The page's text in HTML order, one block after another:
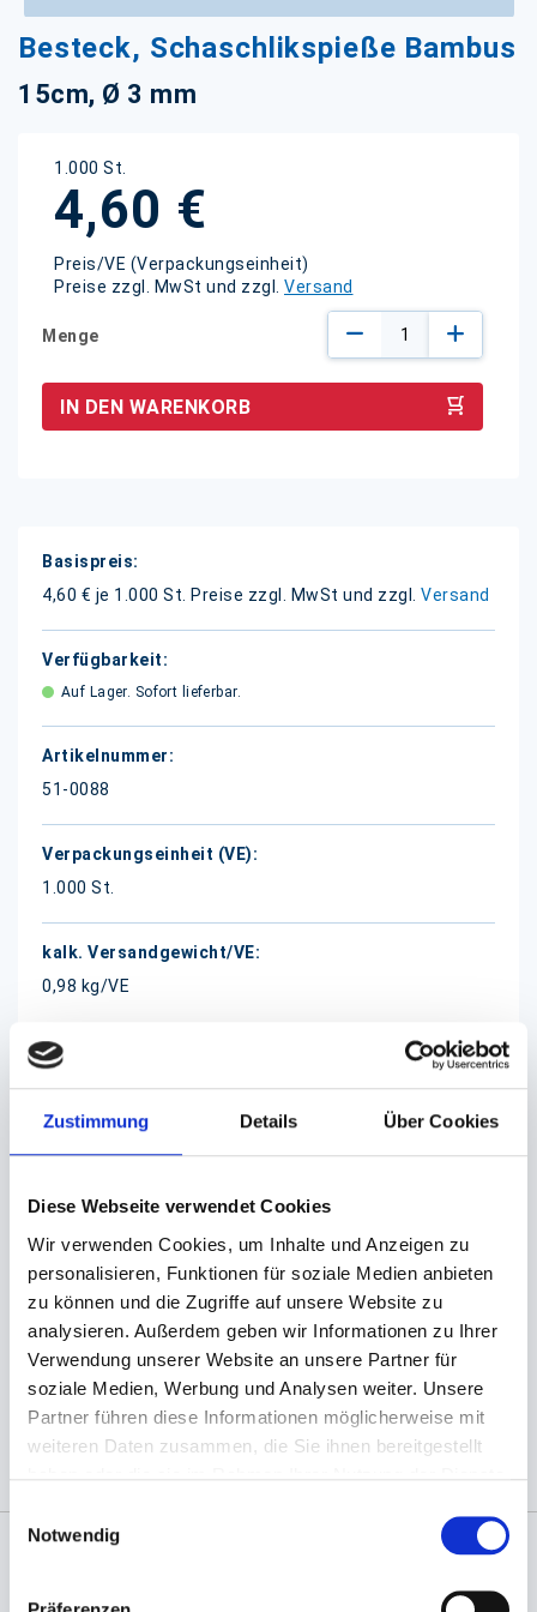
Zustimmung Details Über Cookies
Diese Webseite verwendet Cookies
Wir verwenden Cookies, um Inhalte und Anzeigen zu
personalisieren, Funktionen für soziale Medien anbieten
zu können und die Zugriffe auf unsere Website zu
analysieren. Außerdem geben wir Informationen zu Ihrer
Verwendung unserer Website an unsere Partner für
soziale Medien, Werbung und Analysen weiter. Unsere
Partner führen diese Informationen möglicherweise mit
weiteren Daten zusammen, die Sie ihnen bereitgestellt
Einwilligungsauswahl
Notwendig
Besteck, Schaschlikspieße Bambus
15cm, Ø 3 mm
1.000 St.
4,60 €
Preis/VE (Verpackungseinheit)
Preise zzgl. MwSt und zzgl. Versand
Menge
IN DEN WARENKORB
Weitere
Informationen
4,60 € je 1.000 St. Preise zzgl. MwSt und zzgl. Versand
Auf Lager. Sofort lieferbar.
51-0088
1.000 St.
0,98 kg/VE
Anfang
der
Bildgalerie
BESCHREIBUNG
Schaschlikspieße aus robustem Bambus mit einer
Länge von 15cm.
- Material: Bambus
- Länge: 15cm
- Durchmesser: 3 mm
(Abb. evtl. ähnlich, ggf. ohne Dekoration)